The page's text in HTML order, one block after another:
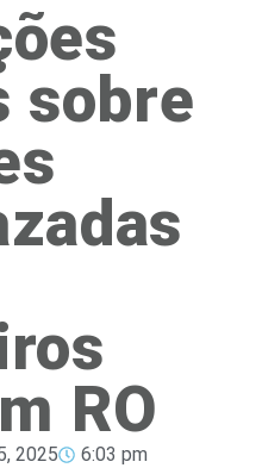
sobre
RO
2025 6:03 pm